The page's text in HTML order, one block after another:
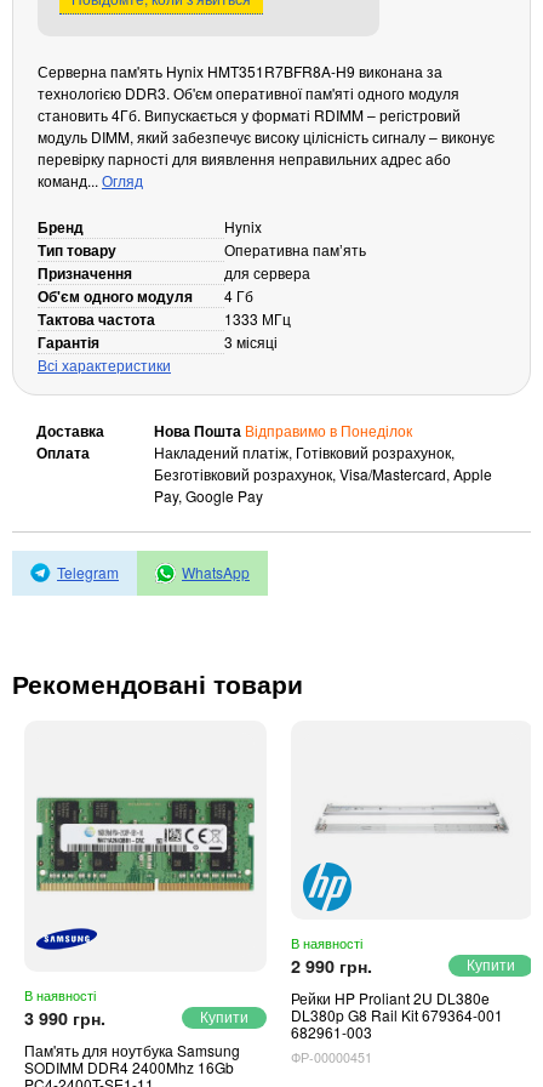
Аксесуари
Хаби і кардридери
Фильтри та стабілізатори
Павербанки
Кабелі, роз'єми, перехідники
Аксесуари для ноутбуків
Акумулятори
Зовнішні блоки живлення
Периферійні пристрої
Монітори
Клавіатури, миші, комплекти
Відеоспостереження
Автономне живлення
Інвертори напруги
Серверна пам'ять Hynix HMT351R7BFR8A-H9 виконана за
технологією DDR3. Об'єм оперативної пам'яті одного модуля
становить 4Гб. Випускається у форматі RDIMM – регістровий
модуль DIMM, який забезпечує високу цілісність сигналу – виконує
перевірку парності для виявлення неправильних адрес або
команд... Огляд
Бренд Hynix
Тип товару Оперативна памʼять
Призначення для сервера
Об'єм одного модуля 4 Гб
Тактова частота 1333 МГц
Гарантія
3 місяці
Всі характеристики
Доставка Нова Пошта Відправимо в Понеділок
Оплата
Накладений платіж, Готівковий розрахунок,
Безготівковий розрахунок, Visa/Mastercard, Apple
Pay, Google Pay
Telegram WhatsApp
Рекомендовані товари
В наявності
3 990 грн.
Пам'ять для ноутбука Samsung
SODIMM DDR4 2400Mhz 16Gb
В наявності
2 990 грн.
Рейки HP Proliant 2U DL380e
DL380p G8 Rail Kit 679364-001
682961-003
ФР-00000451